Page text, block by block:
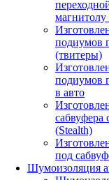
подиумов
(твитеры)
подиумов
в авто
сабвуфера
(Stealth)
под
Шумоизоляция